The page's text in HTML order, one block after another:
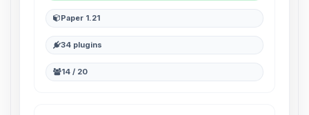
Paper 1.21
34 plugins
14 / 20